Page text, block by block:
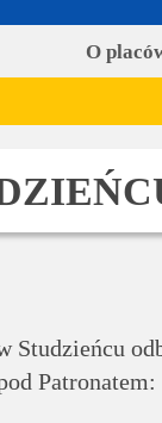
O
Studzieńcu
Patronatem: